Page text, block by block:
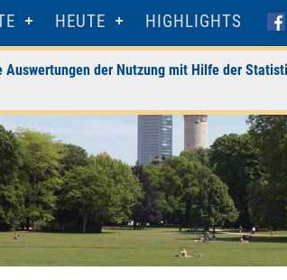
HEUTE HIGHLIGHTS
der Nutzung mit Hilfe der